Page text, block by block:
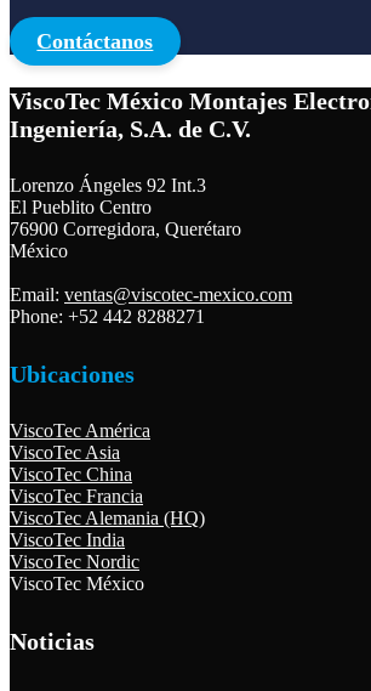
Contáctanos
ViscoTec México Montajes
Ingeniería, S.A. de C.V.
Lorenzo Ángeles 92 Int.3
El Pueblito Centro
76900 Corregidora, Querétaro
México
Email: ventas@viscotec-mexico.com
Phone: +52 442 8288271
Ubicaciones
ViscoTec América
ViscoTec Asia
ViscoTec China
ViscoTec Francia
ViscoTec Alemania (HQ)
ViscoTec India
ViscoTec Nordic
ViscoTec México
Noticias